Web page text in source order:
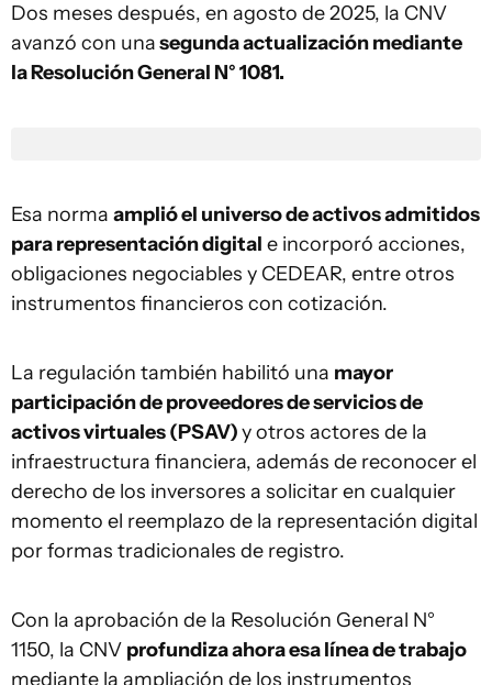
Dos meses después, en agosto de 2025, la CNV
avanzó con unasegunda actualización mediante
la Resolución General N° 1081.
Esa norma amplió el universo de activos admitidos
para representación digital e incorporó acciones,
obligaciones negociables y CEDEAR, entre otros
instrumentos financieros con cotización.
La regulación también habilitó una mayor
participación de proveedores de servicios de
activos virtuales (PSAV)y otros actores de la
infraestructura financiera, además de reconocer el
derecho de los inversores a solicitar en cualquier
momento el reemplazo de la representación digital
por formas tradicionales de registro.
Con la aprobación de la Resolución General N°
1150, la CNV profundiza ahora esa línea de trabajo
mediante la ampliación de los instrumentos